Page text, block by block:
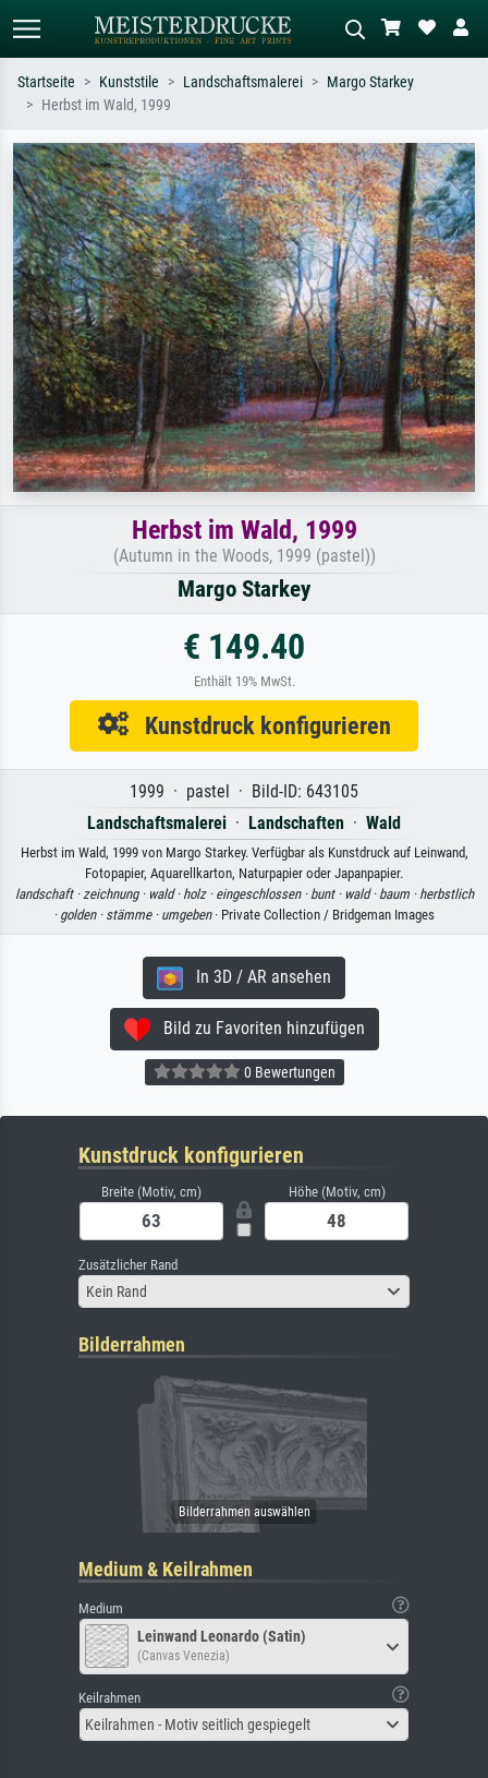
Suchen Sie nach Künstlern, Werktiteln
oder Stilen – z.B. Monet,
Sternennacht, Impressionismus, Welle
Hokusai, Akt.
Beschreiben Sie die Szene – z.B. Grüne
Wiese, Abstrakt mit viel Rot, Dunkles
Ölgemälde, Stehender Akt neben einem
Baum.
Startseite Kunststile Landschaftsmalerei
Margo Starkey
Herbst im Wald, 1999
Herbst im Wald, 1999
(Autumn in the Woods, 1999 (pastel))
Margo Starkey
€ 149.40
Enthält 19% MwSt.
Kunstdruck konfigurieren
1999 · pastel · Bild-ID: 643105
Landschaftsmalerei · Landschaften · Wald
Herbst im Wald, 1999 von Margo Starkey. Verfügbar als Kunstdruck auf Leinwand,
Fotopapier, Aquarellkarton, Naturpapier oder Japanpapier.
landschaft ·zeichnung · wald · holz · eingeschlossen · bunt · wald · baum · herbstlich
· golden · stämme · umgeben· Private Collection / Bridgeman Images
In 3D / AR ansehen
Bild zu Favoriten hinzufügen
0 Bewertungen
Kunstdruck konfigurieren
Breite (Motiv, cm) Höhe (Motiv, cm)
Zusätzlicher Rand
Kein Rand
Bilderrahmen
Medium & Keilrahmen
Medium
Leinwand Leonardo (Satin)
(Canvas Venezia)
Keilrahmen
Keilrahmen - Motiv seitlich gespiegelt